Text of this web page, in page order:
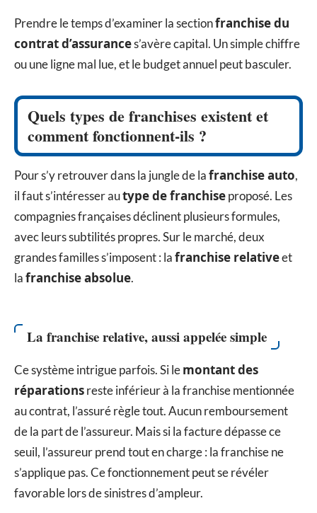
Prendre le temps d’examiner la sectionfranchise du
contrat d’assurances’avère capital. Un simple chiffre
ou une ligne mal lue, et le budget annuel peut basculer.
Quels types de franchises existent et
comment fonctionnent-ils ?
Pour s’y retrouver dans la jungle de lafranchise auto,
il faut s’intéresser autype de franchiseproposé. Les
compagnies françaises déclinent plusieurs formules,
avec leurs subtilités propres. Sur le marché, deux
grandes familles s’imposent : lafranchise relativeet
lafranchise absolue.
La franchise relative, aussi appelée simple
Ce système intrigue parfois. Si lemontant des
réparationsreste inférieur à la franchise mentionnée
au contrat, l’assuré règle tout. Aucun remboursement
de la part de l’assureur. Mais si la facture dépasse ce
seuil, l’assureur prend tout en charge : la franchise ne
s’applique pas. Ce fonctionnement peut se révéler
favorable lors de sinistres d’ampleur.